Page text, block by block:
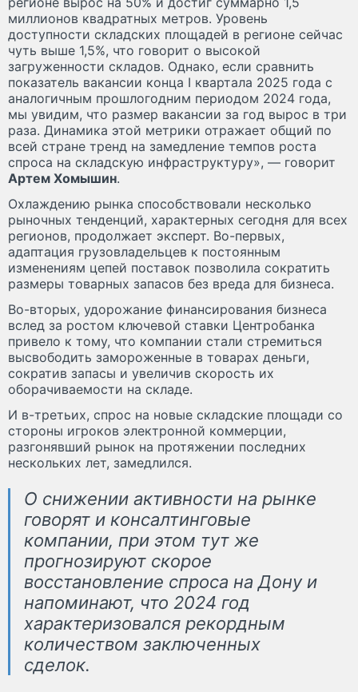
миллионов квадратных метров. Уровень
доступности складских площадей в регионе сейчас
чуть выше 1,5%, что говорит о высокой
загруженности складов. Однако, если сравнить
показатель вакансии конца I квартала 2025 года с
аналогичным прошлогодним периодом 2024 года,
мы увидим, что размер вакансии за год вырос в три
раза. Динамика этой метрики отражает общий по
всей стране тренд на замедление темпов роста
спроса на складскую инфраструктуру», — говорит
Артем Хомышин.
Охлаждению рынка способствовали несколько
рыночных тенденций, характерных сегодня для всех
регионов, продолжает эксперт. Во-первых,
адаптация грузовладельцев к постоянным
изменениям цепей поставок позволила сократить
размеры товарных запасов без вреда для бизнеса.
Во-вторых, удорожание финансирования бизнеса
вслед за ростом ключевой ставки Центробанка
привело к тому, что компании стали стремиться
высвободить замороженные в товарах деньги,
сократив запасы и увеличив скорость их
оборачиваемости на складе.
И в-третьих, спрос на новые складские площади со
стороны игроков электронной коммерции,
разгонявший рынок на протяжении последних
нескольких лет, замедлился.
О снижении активности на рынке
говорят и консалтинговые
компании, при этом тут же
прогнозируют скорое
восстановление спроса на Дону и
напоминают, что 2024 год
характеризовался рекордным
количеством заключенных
сделок.